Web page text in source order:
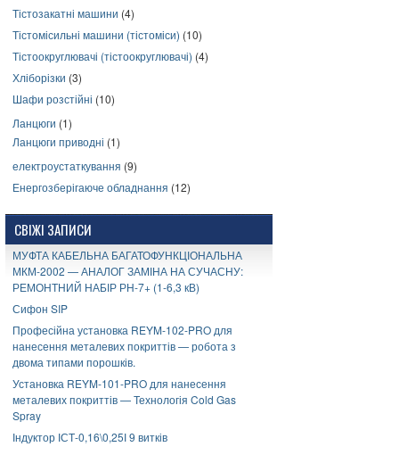
Тістозакатні машини (4)
Тістомісильні машини (тістоміси) (10)
Тістоокруглювачі (тістоокруглювачі) (4)
Хліборізки (3)
Шафи розстійні (10)
Ланцюги (1)
Ланцюги приводні (1)
електроустаткування (9)
Енергозберігаюче обладнання (12)
СВІЖІ ЗАПИСИ
МУФТА КАБЕЛЬНА БАГАТОФУНКЦІОНАЛЬНА
МКМ-2002 — АНАЛОГ ЗАМІНА НА СУЧАСНУ:
РЕМОНТНИЙ НАБІР РН-7+ (1-6,3 кВ)
Сифон SIP
Професійна установка REYM-102-PRO для
нанесення металевих покриттів — робота з
двома типами порошків.
Установка REYM-101-PRO для нанесення
металевих покриттів — Технологія Cold Gas
Spray
Індуктор ІСТ-0,16\0,25І 9 витків